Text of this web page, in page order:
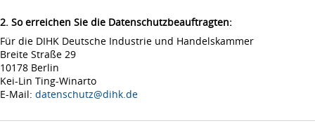
2. So erreichen Sie die Datenschutzbeauftragten:
Für die DIHK Deutsche Industrie und Handelskammer
Breite Straße 29
10178 Berlin
Kei-Lin Ting-Winarto
E-Mail: datenschutz@dihk.de